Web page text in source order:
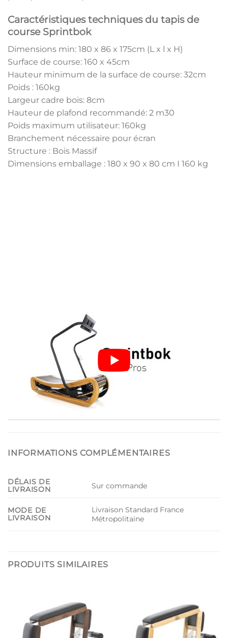
Caractéristiques techniques du tapis de
course Sprintbok
Dimensions min: 180 x 86 x 175cm (L x l x H)
Surface de course: 160 x 45cm
Hauteur minimum de la surface de course: 32cm
Poids : 160kg
Largeur cadre bois: 8cm
Hauteur de plafond recommandé: 2 m30
Poids maximum utilisateur: 160kg
Branchement nécessaire pour écran
Structure : Bois Massif
Dimensions emballage : 180 x 90 x 80 cm I 160 kg
INFORMATIONS COMPLÉMENTAIRES
DÉLAIS DE
LIVRAISON
Sur commande
MODE DE
LIVRAISON
Livraison Standard France
Métropolitaine
PRODUITS SIMILAIRES